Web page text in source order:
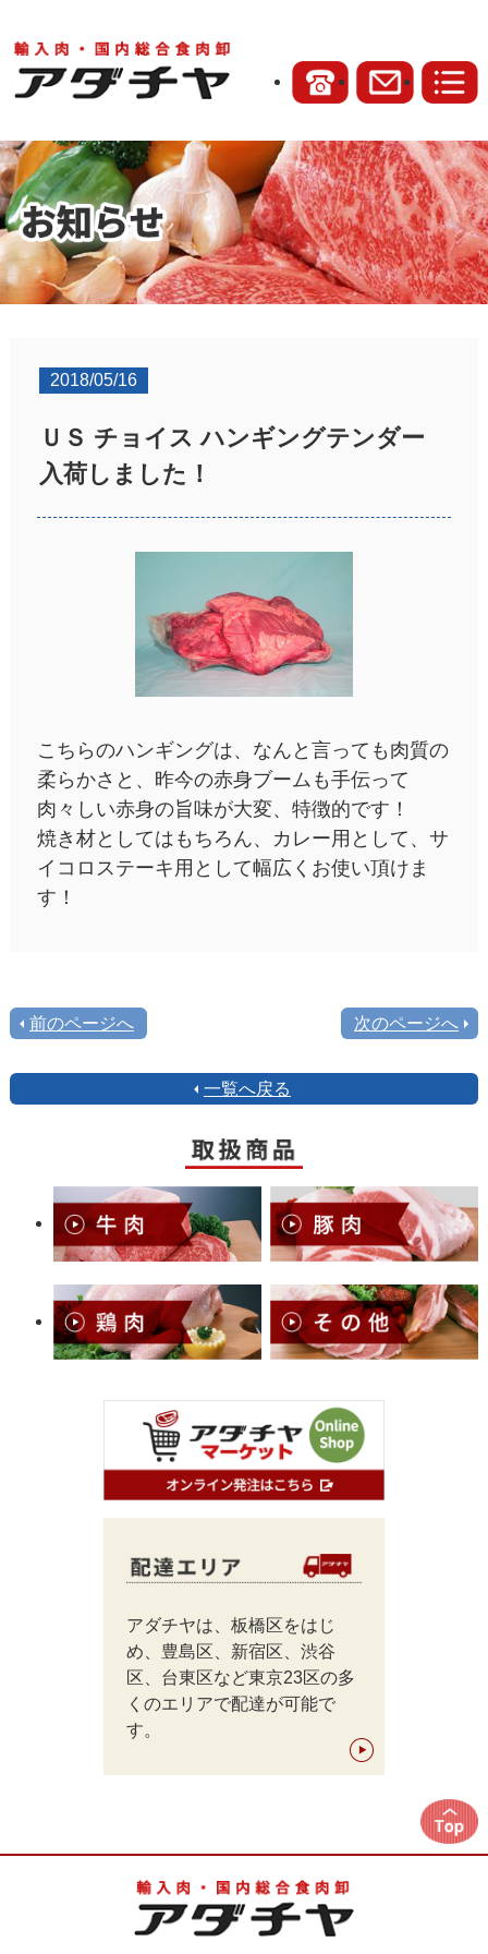
2018/05/16
ＵＳ チョイス ハンギングテンダー
入荷しました！
こちらのハンギングは、なんと言っても肉質の
柔らかさと、昨今の赤身ブームも手伝って
肉々しい赤身の旨味が大変、特徴的です！
焼き材としてはもちろん、カレー用として、サ
イコロステーキ用として幅広くお使い頂けま
す！
前のページへ 次のページへ
一覧へ戻る
アダチヤは、板橋区をはじ
め、豊島区、新宿区、渋谷
区、台東区など東京23区の多
くのエリアで配達が可能で
す。